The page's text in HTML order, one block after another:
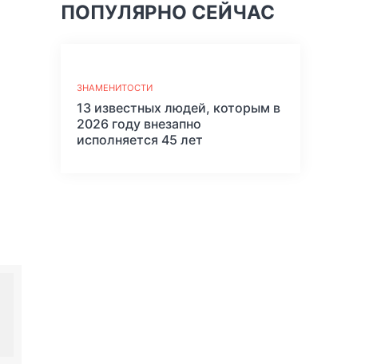
ПОПУЛЯРНО СЕЙЧАС
ЗНАМЕНИТОСТИ
13 известных людей, которым в
2026 году внезапно
исполняется 45 лет